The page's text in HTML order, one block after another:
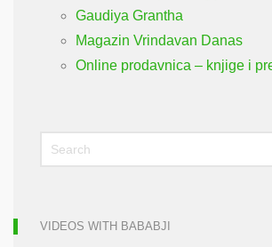
Gaudiya Grantha
Magazin Vrindavan Danas
Online prodavnica – knjige i
VIDEOS WITH BABABJI